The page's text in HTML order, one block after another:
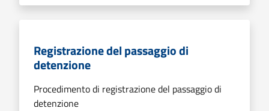
Registrazione del passaggio di
detenzione
Procedimento di registrazione del passaggio di
detenzione